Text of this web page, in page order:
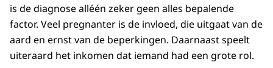
is de diagnose alléén zeker geen alles bepalende
factor. Veel pregnanter is de invloed, die uitgaat van de
aard en ernst van de beperkingen. Daarnaast speelt
uiteraard het inkomen dat iemand had een grote rol.